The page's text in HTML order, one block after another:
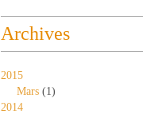
Archives
2015
Mars (1)
2014